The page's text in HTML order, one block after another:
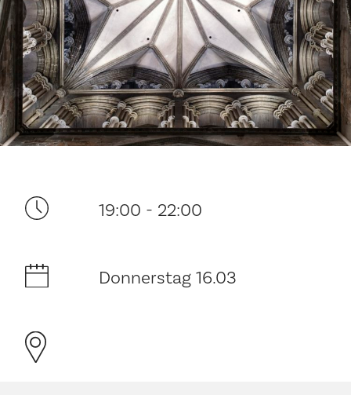
Ditt besøk
Musikk
Historie og arkitektur
19:00 - 22:00
Donnerstag 16.03